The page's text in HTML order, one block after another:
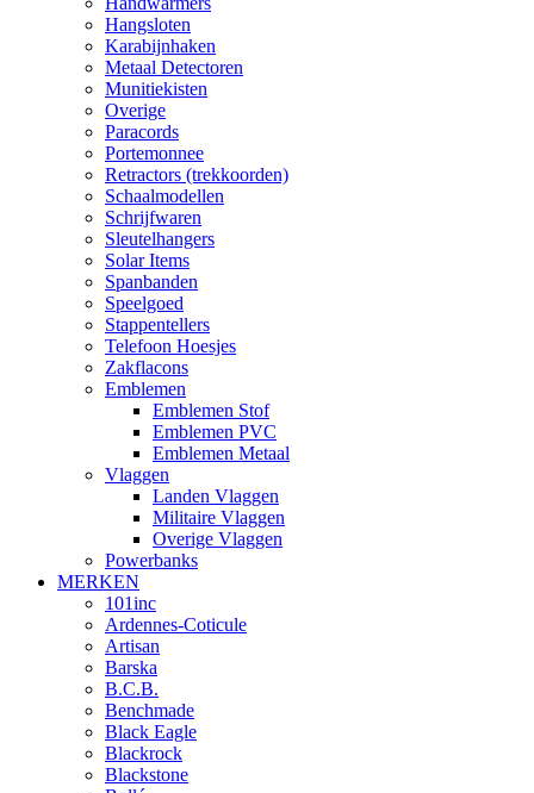
Hangsloten
Karabijnhaken
Metaal Detectoren
Munitiekisten
Overige
Paracords
Portemonnee
Retractors (trekkoorden)
Schaalmodellen
Schrijfwaren
Sleutelhangers
Solar Items
Spanbanden
Speelgoed
Stappentellers
Telefoon Hoesjes
Zakflacons
Emblemen
Emblemen Stof
Emblemen PVC
Emblemen Metaal
Vlaggen
Landen Vlaggen
Militaire Vlaggen
Overige Vlaggen
Powerbanks
MERKEN
101inc
Ardennes-Coticule
Artisan
Barska
B.C.B.
Benchmade
Black Eagle
Blackrock
Blackstone